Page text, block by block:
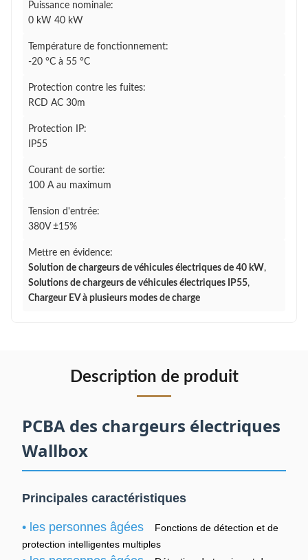
Puissance nominale:
0 kW 40 kW
Température de fonctionnement:
-20 °C à 55 °C
Protection contre les fuites:
RCD AC 30m
Protection IP:
IP55
Courant de sortie:
100 A au maximum
Tension d'entrée:
380V ±15%
Mettre en évidence:
Solution de chargeurs de véhicules électriques de 40 kW,
Solutions de chargeurs de véhicules électriques IP55,
Chargeur EV à plusieurs modes de charge
Description de produit
PCBA des chargeurs électriques
Wallbox
Principales caractéristiques
• les personnes âgées
Fonctions de détection et de
protection intelligentes multiples